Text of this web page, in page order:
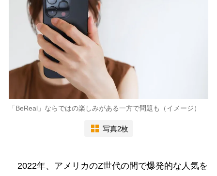
「BeReal」ならではの楽しみがある一方で問題も（イメージ）
写真2枚
2022年、アメリカのZ世代の間で爆発的な人気を